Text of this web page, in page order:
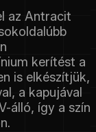
az Antracit
kerítést a
is elkészítjük,
a kapujával
álló, így a szín